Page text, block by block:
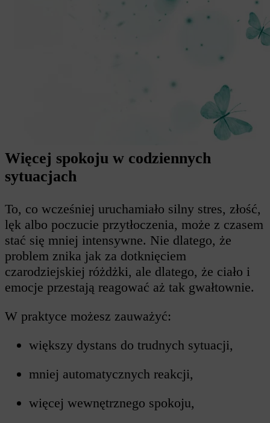
Więcej spokoju w codziennych
sytuacjach
To, co wcześniej uruchamiało silny stres, złość,
lęk albo poczucie przytłoczenia, może z czasem
stać się mniej intensywne. Nie dlatego, że
problem znika jak za dotknięciem
czarodziejskiej różdżki, ale dlatego, że ciało i
emocje przestają reagować aż tak gwałtownie.
W praktyce możesz zauważyć:
większy dystans do trudnych sytuacji,
mniej automatycznych reakcji,
więcej wewnętrznego spokoju,